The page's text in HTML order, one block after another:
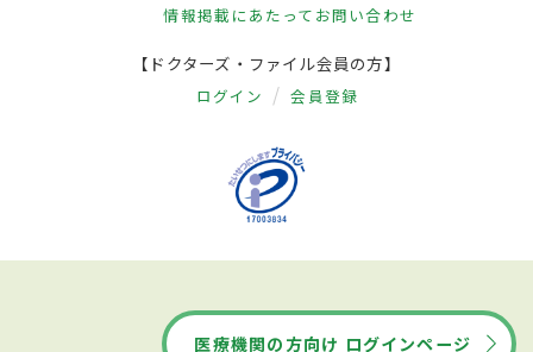
情報掲載にあたって お問い合わせ
【ドクターズ・ファイル会員の方】
ログイン 会員登録
医療機関の方向け ログインページ